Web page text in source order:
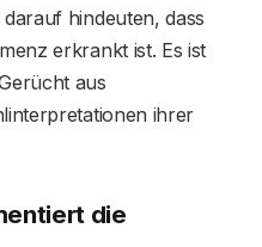
hindeuten, dass
erkrankt ist. Es ist
aus
ihrer
die